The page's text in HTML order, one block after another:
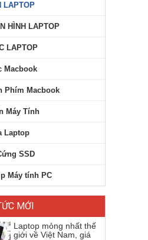
LAPTOP
HÌNH LAPTOP
LAPTOP
Macbook
Phím Macbook
Máy Tính
Laptop
SSD
Máy tính PC
MỚI
Laptop mỏng nhất thế
giới về Việt Nam, giá